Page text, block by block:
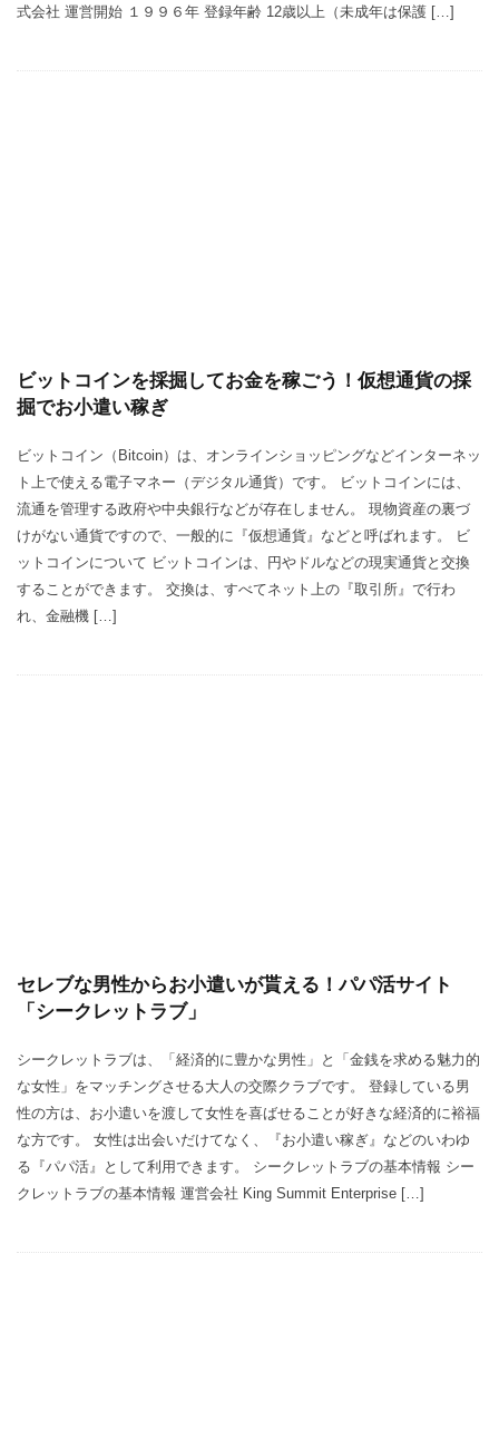
式会社 運営開始 １９９６年 登録年齢 12歳以上（未成年は保護 […]
ビットコインを採掘してお金を稼ごう！仮想通貨の採
掘でお小遣い稼ぎ
ビットコイン（Bitcoin）は、オンラインショッピングなどインターネッ
ト上で使える電子マネー（デジタル通貨）です。 ビットコインには、
流通を管理する政府や中央銀行などが存在しません。 現物資産の裏づ
けがない通貨ですので、一般的に『仮想通貨』などと呼ばれます。 ビ
ットコインについて ビットコインは、円やドルなどの現実通貨と交換
することができます。 交換は、すべてネット上の『取引所』で行わ
れ、金融機 […]
セレブな男性からお小遣いが貰える！パパ活サイト
「シークレットラブ」
シークレットラブは、「経済的に豊かな男性」と「金銭を求める魅力的
な女性」をマッチングさせる大人の交際クラブです。 登録している男
性の方は、お小遣いを渡して女性を喜ばせることが好きな経済的に裕福
な方です。 女性は出会いだけてなく、『お小遣い稼ぎ』などのいわゆ
る『パパ活』として利用できます。 シークレットラブの基本情報 シー
クレットラブの基本情報 運営会社 King Summit Enterprise […]